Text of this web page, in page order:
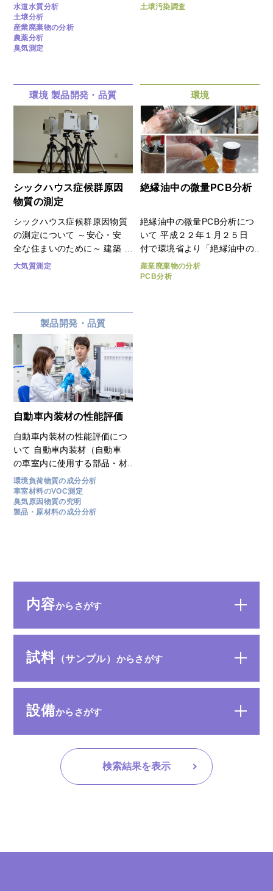
線装置などにより、製品や部
材等の品質に関する様々な分
析・試験を行っております。
製品試験、製品開発あるいは
明したい、 といったご要望
がありましたら、是非ご用命
ください。 以下に、分析事
例を紹介します。なお、分析
内容は対象物や分析条件など
で異なります。
水道水質分析
土壌分析
産業廃棄物の分析
農薬分析
臭気測定
査、建設現場で発生する残土
土壌汚染調査
環境 製品開発・品質
シックハウス症候群原因
物質の測定
シックハウス症候群原因物質
の測定について ～安心・安
全な住まいのために～ 建築
物の新築やリフォームの後、
るシックハウス症候群による
トラブルが後を絶ちません。
今では、様々な法規制も設け
られていることから、安心・
安全な住環境のために、各種
法規制に沿ったシックハウス
症候群原因物質の測定をお勧
めいたします。
大気質測定
環境
絶縁油中の微量PCB分析
絶縁油中の微量PCB分析につ
いて 平成２２年１月２５日
付で環境省より「絶縁油中の
微量ＰＣＢに関する簡易測定
法マニュアル」が公開され、
産業廃棄物の分析
PCB分析
製品開発・品質
自動車内装材の性能評価
自動車内装材の性能評価につ
いて 自動車内装材（自動車
の車室内に使用する部品・材
料）に関する、揮発成分
（VOC：揮発性有機化合物）
試験、におい試験、霞み性試
験、燃焼性試験などを行って
環境負荷物質の成分分析
車室材料のVOC測定
臭気原因物質の究明
製品・原材料の成分分析
内容からさがす
試料（サンプル） からさがす
設備からさがす
検索結果を表示